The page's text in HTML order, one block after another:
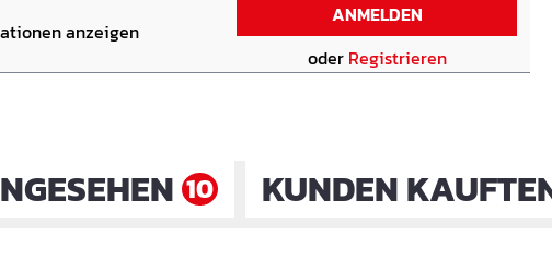
anzeigen
ANMELDEN
oder Registrieren
10 KUNDEN